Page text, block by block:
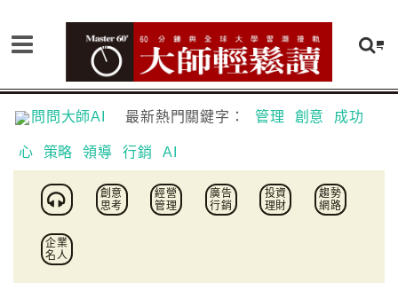
問問大師AI 最新熱門關鍵字： 管理 創意 成功
心 策略 領導 行銷 AI
創意
思考
經營
管理
廣告
行銷
投資
理財
趨勢
網路
企業
名人